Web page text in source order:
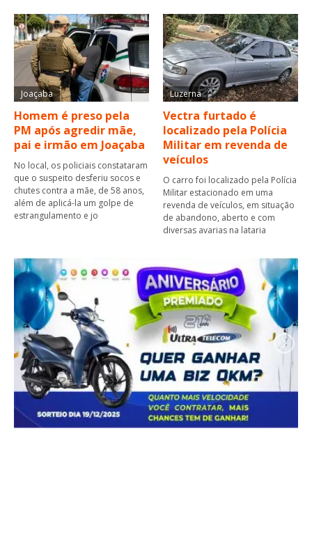
Joaçaba
Homem é preso pela
PM após agredir mãe,
pai e irmão em Joaçaba
No local, os policiais constataram
que o suspeito desferiu socos e
chutes contra a mãe, de 58 anos,
além de aplicá-la um golpe de
estrangulamento e jo
Luzerna
Vectra furtado é
localizado pela Polícia
Militar em revenda de
veículos
O carro foi localizado pela Polícia
Militar estacionado em uma
revenda de veículos, em situação
de abandono, aberto e com
diversas avarias na lataria